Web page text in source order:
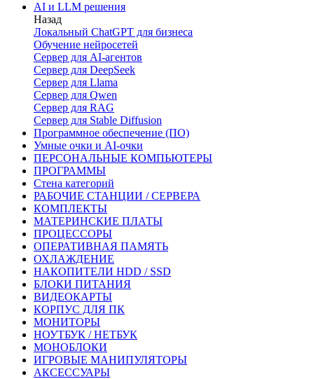
AI и LLM решения
Назад
Локальный ChatGPT для бизнеса
Обучение нейросетей
Сервер для AI-агентов
Сервер для DeepSeek
Сервер для Llama
Сервер для Qwen
Сервер для RAG
Сервер для Stable Diffusion
Программное обеспечение (ПО)
Умные очки и AI-очки
ПЕРСОНАЛЬНЫЕ КОМПЬЮТЕРЫ
ПРОГРАММЫ
Стена категорий
РАБОЧИЕ СТАНЦИИ / СЕРВЕРА
КОМПЛЕКТЫ
МАТЕРИНСКИЕ ПЛАТЫ
ПРОЦЕССОРЫ
ОПЕРАТИВНАЯ ПАМЯТЬ
ОХЛАЖДЕНИЕ
НАКОПИТЕЛИ HDD / SSD
БЛОКИ ПИТАНИЯ
ВИДЕОКАРТЫ
КОРПУС ДЛЯ ПК
МОНИТОРЫ
НОУТБУК / НЕТБУК
МОНОБЛОКИ
ИГРОВЫЕ МАНИПУЛЯТОРЫ
АКСЕССУАРЫ